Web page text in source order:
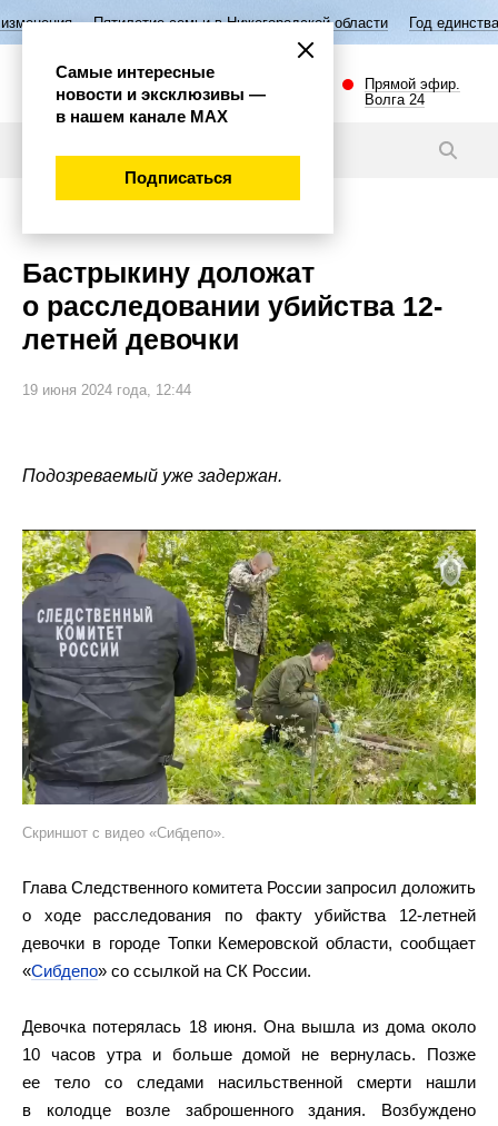
семьи в Нижегородской области Год единства народов
Прямой эфир.
Волга 24
Бастрыкину доложат
о расследовании убийства 12-
летней девочки
19 июня 2024 года, 12:44
Подозреваемый уже задержан.
Скриншот с видео «Сибдепо».
Глава Следственного комитета России запросил доложить
о ходе расследования по факту убийства 12-летней
девочки в городе Топки Кемеровской области, сообщает
«Сибдепо» со ссылкой на СК России.
Девочка потерялась 18 июня. Она вышла из дома около
10 часов утра и больше домой не вернулась. Позже
ее тело со следами насильственной смерти нашли
в колодце возле заброшенного здания. Возбуждено
Самые интересные
новости и эксклюзивы —
в нашем канале МАХ
Подписаться